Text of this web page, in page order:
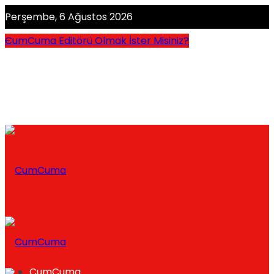
Perşembe, 6 Ağustos 2026
CumCuma Editörü Olmak İster Misiniz?